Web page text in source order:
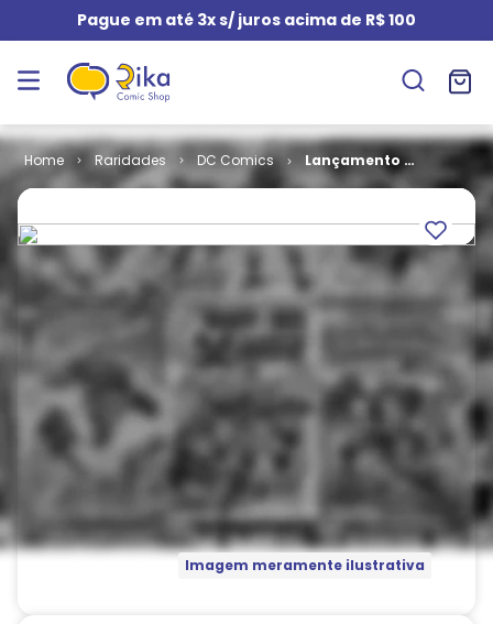
Pague em até 3x s/ juros acima de R$ 100
Raridades DC Comics
Lançamento -
2ª Série -
Super-Heróis
Imagem meramente ilustrativa